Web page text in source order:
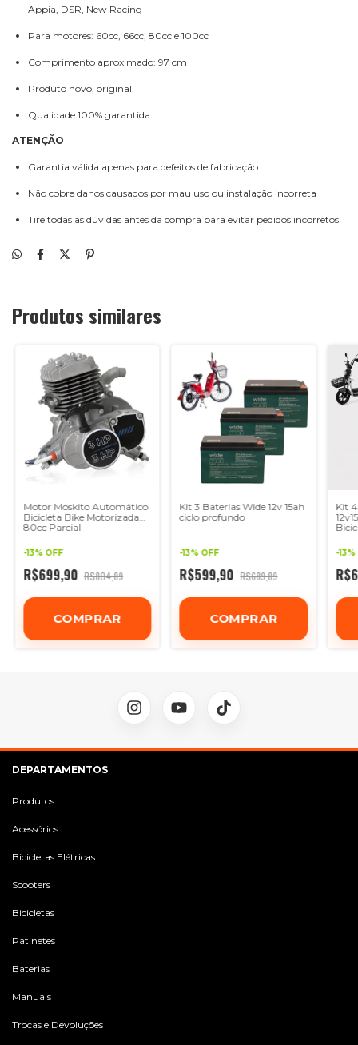
Appia, DSR, New Racing
Para motores: 60cc, 66cc, 80cc e 100cc
Comprimento aproximado: 97 cm
Produto novo, original
Qualidade 100% garantida
ATENÇÃO
Garantia válida apenas para defeitos de fabricação
Não cobre danos causados por mau uso ou instalação incorreta
Tire todas as dúvidas antes da compra para evitar pedidos incorretos
Produtos similares
Motor Moskito Automático
Bicicleta Bike Motorizada
80cc Parcial
-13% OFF
R$699,90 R$804,89
Kit 3 Baterias Wide 12v 15ah
ciclo profundo
-13% OFF
R$599,90 R$689,89
Kit
-13%
DEPARTAMENTOS
Produtos
Acessórios
Bicicletas Elétricas
Scooters
Bicicletas
Patinetes
Baterias
Manuais
Trocas e Devoluções